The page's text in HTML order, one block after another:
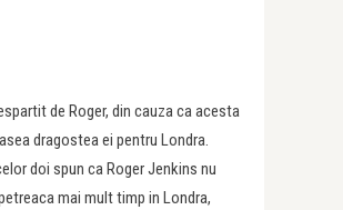
de Roger, din cauza ca acesta
dragostea ei pentru Londra.
doi spun ca Roger Jenkins nu
mai mult timp in Londra,